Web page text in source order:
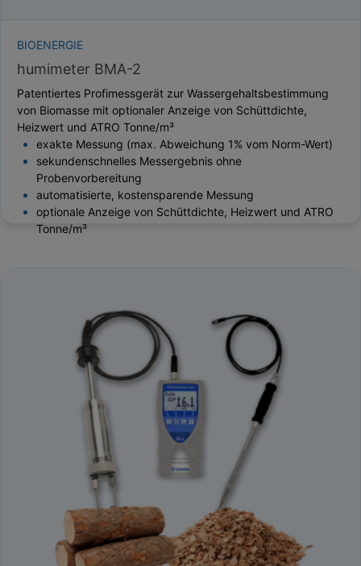
BIOENERGIE
humimeter BMA-2
Patentiertes Profimessgerät zur Wassergehaltsbestimmung
von Biomasse mit optionaler Anzeige von Schüttdichte,
Heizwert und ATRO Tonne/m³
exakte Messung (max. Abweichung 1% vom Norm-Wert)
sekundenschnelles Messergebnis ohne
Probenvorbereitung
automatisierte, kostensparende Messung
optionale Anzeige von Schüttdichte, Heizwert und ATRO
Tonne/m³